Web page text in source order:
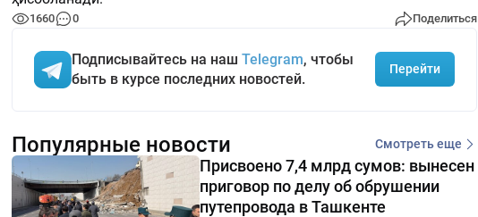
1660 0 Поделиться
Подписывайтесь на наш Telegram, чтобы
быть в курсе последних новостей.
Перейти
Популярные новости Смотреть еще
Присвоено 7,4 млрд сумов: вынесен
приговор по делу об обрушении
путепровода в Ташкенте